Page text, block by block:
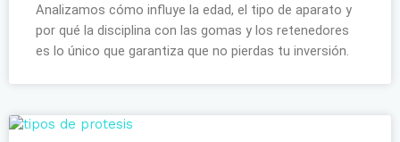
Analizamos cómo influye la edad, el tipo de aparato y
por qué la disciplina con las gomas y los retenedores
es lo único que garantiza que no pierdas tu inversión.